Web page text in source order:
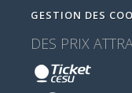
GESTION DES
DES PRIX